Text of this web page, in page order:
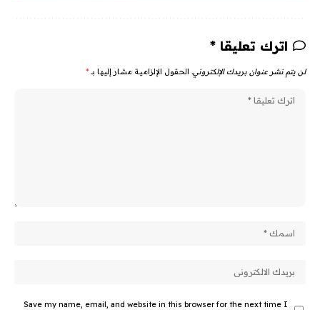
اترك تعليقا *
لن يتم نشر عنوان بريدك الإلكتروني. الحقول الإلزامية مشار إليها بـ *
Save my name, email, and website in this browser for the next time I